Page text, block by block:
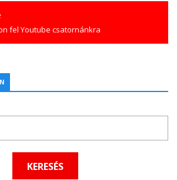
fel Youtube csatornánkra